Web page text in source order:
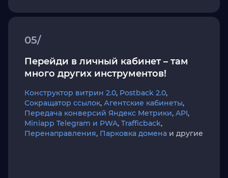
05/
Перейди в личный кабинет – там
много других инструментов!
Конструктор витрин 2.0, Postback 2.0,
Сокращатор ссылок, Агентские кабинеты,
Передача конверсий Яндекс Метрики, API,
Miniapp Telegram и PWA, Trafficback,
Перенаправления, Парковка домена и другие